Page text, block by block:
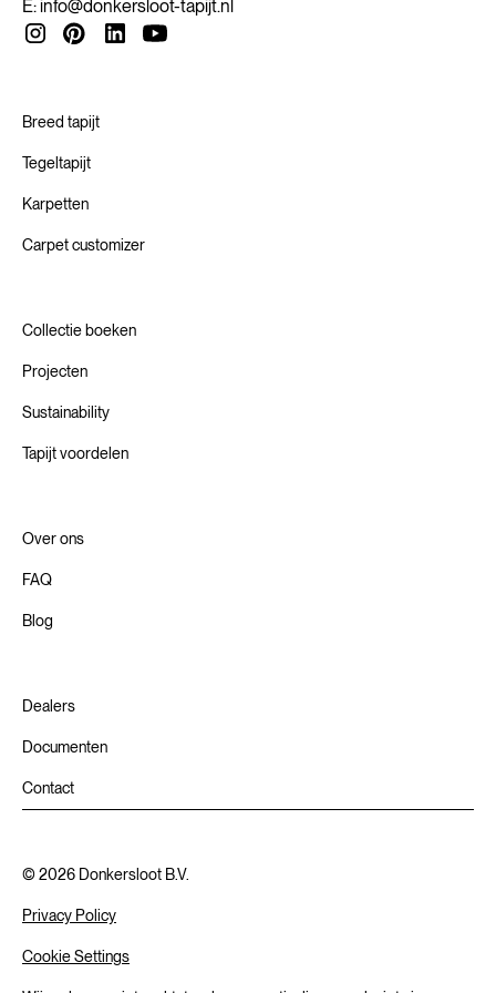
partners uit om hun vakmanschap te combineren met
nieuwe materialen, productiemethoden en technologieën.
E:info@donkersloot-tapijt.nl
Breed tapijt
Tegeltapijt
Karpetten
Carpet customizer
Collectie boeken
Projecten
Sustainability
Tapijt voordelen
Over ons
FAQ
Blog
Dealers
Documenten
Contact
Privacy Policy
Cookie Settings
©2026 Donkersloot B.V.